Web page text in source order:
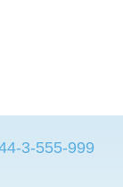
3-555-999